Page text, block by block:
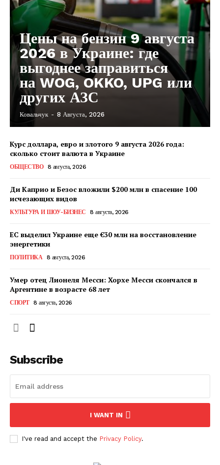
КавПолит
Цены на бензин 9 августа
2026 в Украине: где
выгоднее заправиться
на WOG, OKKO, UPG или
других АЗС
Ковальчук - 8 Августа, 2026
Курс доллара, евро и злотого 9 августа 2026 года:
сколько стоит валюта в Украине
ОБЩЕСТВО 8 августа, 2026
Ди Каприо и Безос вложили $200 млн в спасение 100
исчезающих видов
КУЛЬТУРА И ШОУ-БИЗНЕС 8 августа, 2026
ЕС выделил Украине еще €30 млн на восстановление
энергетики
ПОЛИТИКА 8 августа, 2026
Умер отец Лионеля Месси: Хорхе Месси скончался в
Аргентине в возрасте 68 лет
СПОРТ 8 августа, 2026
Subscribe
I WANT IN
I've read and accept the Privacy Policy.